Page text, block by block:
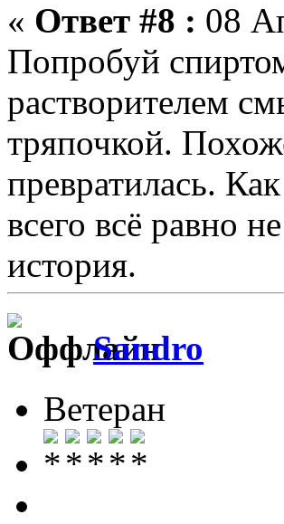
« Ответ #8 : 08
Попробуй
растворителем
тряпочкой.
превратилась.
всего всё равно
история.
Sandro
Ветеран